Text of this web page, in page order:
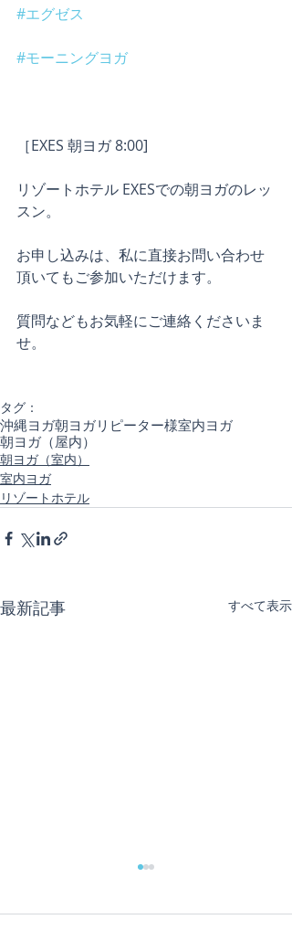
#エグゼス
#モーニングヨガ
［EXES 朝ヨガ 8:00]
リゾートホテル EXESでの朝ヨガのレッ
スン。
お申し込みは、私に直接お問い合わせ
頂いてもご参加いただけます。
質問などもお気軽にご連絡くださいま
せ。
タグ：
沖縄ヨガ朝ヨガリピーター様室内ヨガ
朝ヨガ（屋内）
朝ヨガ（室内）
室内ヨガ
リゾートホテル
最新記事 すべて表示